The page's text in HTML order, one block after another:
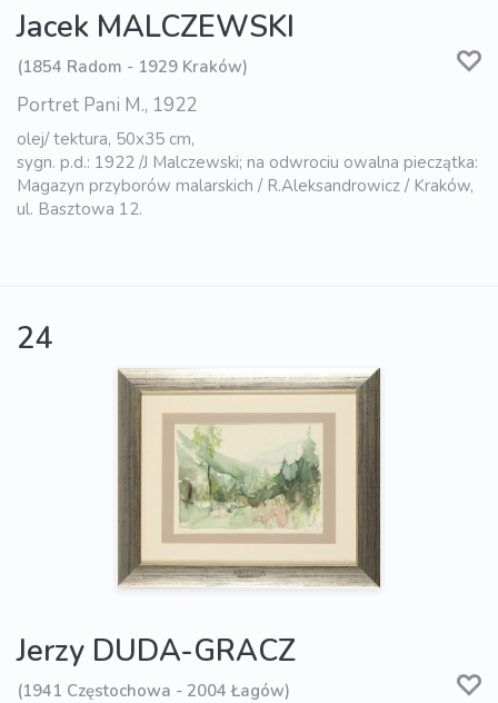
Jacek MALCZEWSKI
(1854 Radom - 1929 Kraków)
Portret Pani M., 1922
olej/ tektura, 50x35 cm,
sygn. p.d.: 1922 /J Malczewski; na odwrociu owalna pieczątka:
Magazyn przyborów malarskich / R.Aleksandrowicz / Kraków,
ul. Basztowa 12.
24
Jerzy DUDA-GRACZ
(1941 Częstochowa - 2004 Łagów)